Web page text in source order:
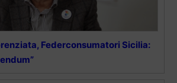
Federconsumatori Sicilia: